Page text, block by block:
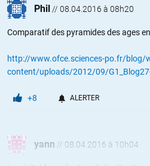
Phil // 08.04.2016 à 08h20
Comparatif des pyramides des ages
http://www.ofce.sciences-po.fr/blog/
content/uploads/2012/09/
+8 ALERTER
yann // 08.04.2016 à 10h04